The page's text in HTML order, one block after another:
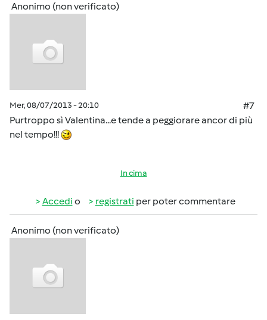
Anonimo (non verificato)
Mer, 08/07/2013 - 20:10
#7
Purtroppo sì Valentina...e tende a peggiorare ancor di più
nel tempo!!!
In cima
Accedi o registrati per poter commentare
Anonimo (non verificato)